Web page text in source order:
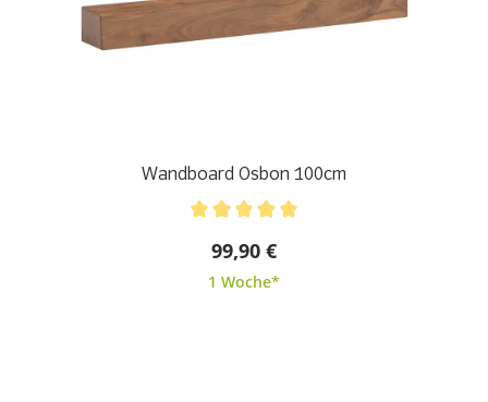
Wandboard Osbon 100cm
99,90 €
1 Woche*